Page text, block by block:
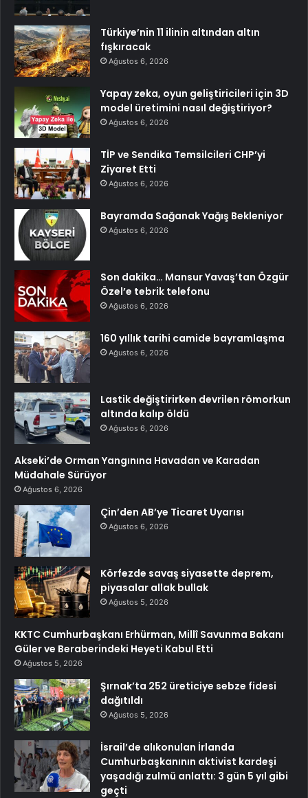
Türkiye’nin 11 ilinin altından altın
fışkıracak
Ağustos 6, 2026
Yapay zeka, oyun geliştiricileri için 3D
model üretimini nasıl değiştiriyor?
Ağustos 6, 2026
TİP ve Sendika Temsilcileri CHP’yi
Ziyaret Etti
Ağustos 6, 2026
Bayramda Sağanak Yağış Bekleniyor
Ağustos 6, 2026
Son dakika… Mansur Yavaş’tan Özgür
Özel’e tebrik telefonu
Ağustos 6, 2026
160 yıllık tarihi camide bayramlaşma
Ağustos 6, 2026
Lastik değiştirirken devrilen römorkun
altında kalıp öldü
Ağustos 6, 2026
Akseki’de Orman Yangınına Havadan ve Karadan
Müdahale Sürüyor
Ağustos 6, 2026
Çin’den AB’ye Ticaret Uyarısı
Ağustos 6, 2026
Körfezde savaş siyasette deprem,
piyasalar allak bullak
Ağustos 5, 2026
KKTC Cumhurbaşkanı Erhürman, Millî Savunma Bakanı
Güler ve Beraberindeki Heyeti Kabul Etti
Ağustos 5, 2026
Şırnak’ta 252 üreticiye sebze fidesi
dağıtıldı
Ağustos 5, 2026
İsrail’de alıkonulan İrlanda
Cumhurbaşkanının aktivist kardeşi
yaşadığı zulmü anlattı: 3 gün 5 yıl gibi
geçti